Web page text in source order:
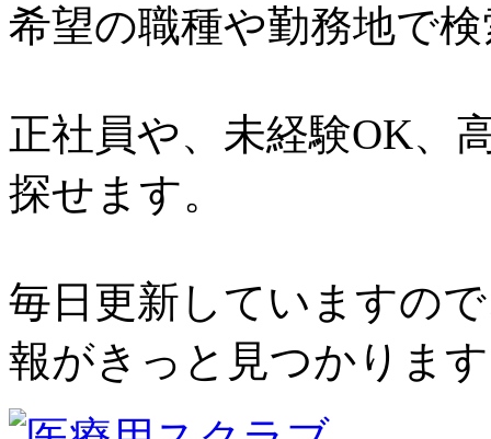
希望の職種や勤務地で
正社員や、未経験OK、
探せます。
毎日更新していますの
報がきっと見つかりま